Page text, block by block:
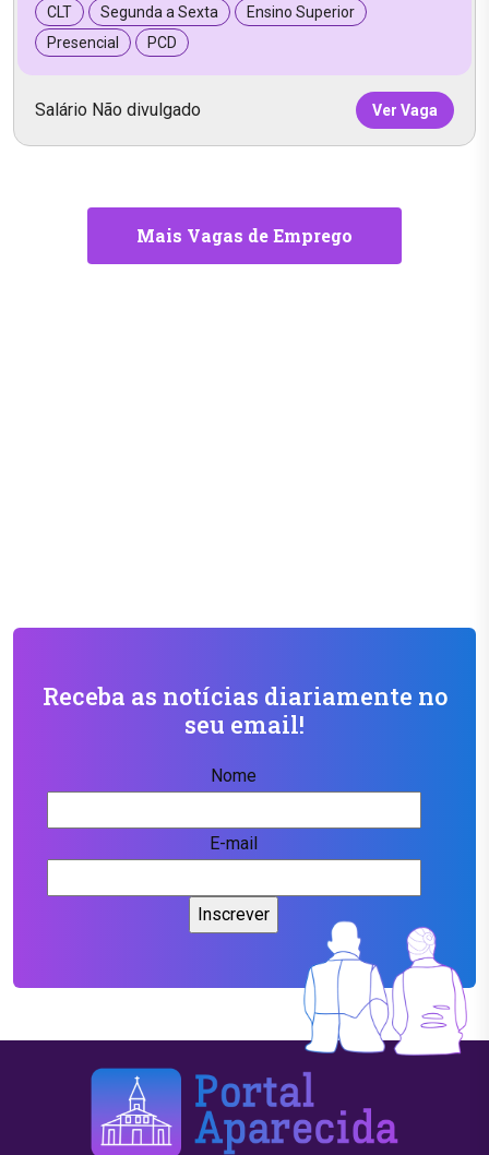
CLT Segunda a Sexta
Ensino Superior
Presencial
PCD
Salário Não divulgado Ver Vaga
Mais Vagas de Emprego
Receba as notícias diariamente no
seu email!
Nome
E-mail